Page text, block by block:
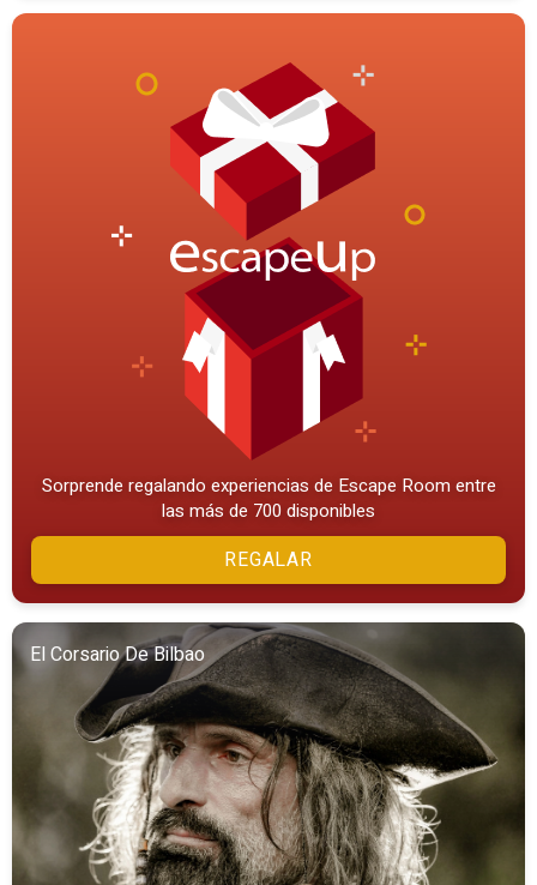
Sorprende regalando experiencias de Escape Room entre
las más de 700 disponibles
REGALAR
El Corsario De Bilbao